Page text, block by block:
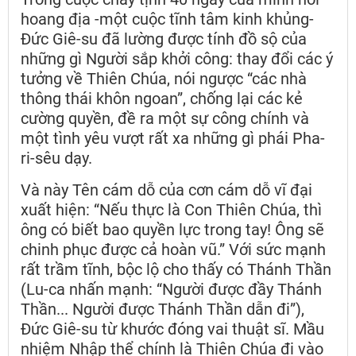
hoang địa -một cuộc tĩnh tâm kinh khủng-
Đức Giê-su đã lường được tính đồ sộ của
những gì Người sắp khởi công: thay đổi các ý
tưởng về Thiên Chúa, nói ngược “các nhà
thông thái khôn ngoan”, chống lại các kẻ
cường quyền, đề ra một sự công chính và
một tình yêu vượt rất xa những gì phái Pha-
ri-sêu dạy.
Và này Tên cám dỗ của cơn cám dỗ vĩ đại
xuất hiện: “Nếu thực là Con Thiên Chúa, thì
ông có biết bao quyền lực trong tay! Ông sẽ
chinh phục được cả hoàn vũ.” Với sức mạnh
rất trầm tĩnh, bộc lộ cho thấy có Thánh Thần
(Lu-ca nhấn mạnh: “Người được đầy Thánh
Thần... Người được Thánh Thần dẫn đi”),
Đức Giê-su từ khước đóng vai thuật sĩ. Mầu
nhiệm Nhập thể chính là Thiên Chúa đi vào